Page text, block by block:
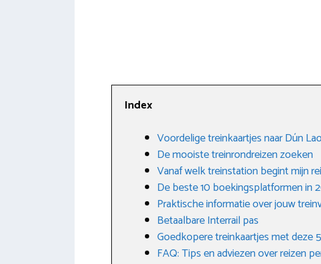
Index
Voordelige treinkaartjes naar Dún
De mooiste treinrondreizen zoeken
Vanaf welk treinstation begint mijn
De beste 10 boekingsplatformen in
Praktische informatie over jouw
Betaalbare Interrail pas
Goedkopere treinkaartjes met deze
FAQ: Tips en adviezen over reizen